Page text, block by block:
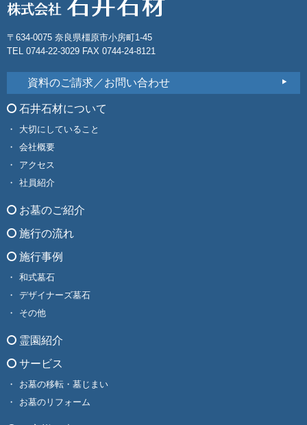
〒634-0075 奈良県橿原市小房町1-45
TEL 0744-22-3029 FAX 0744-24-8121
資料のご請求／お問い合わせ
石井石材について
大切にしていること
会社概要
アクセス
社員紹介
お墓のご紹介
施行の流れ
施行事例
和式墓石
デザイナーズ墓石
その他
霊園紹介
サービス
お墓の移転・墓じまい
お墓のリフォーム